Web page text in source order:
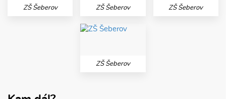
ZŠ Šeberov ZŠ Šeberov ZŠ Šeberov
ZŠ Šeberov